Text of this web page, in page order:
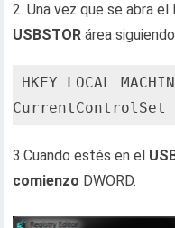
2. Una vez que se abra
USBSTOR área
CurrentControlSet
3.Cuando estés en el
comienzo DWORD.